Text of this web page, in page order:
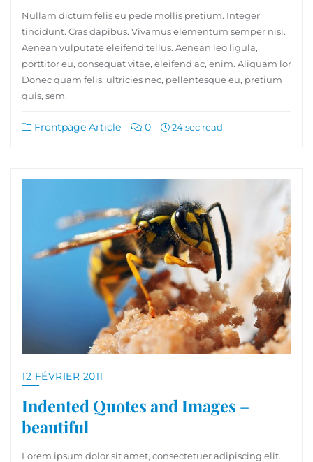
Nullam dictum felis eu pede mollis pretium. Integer
tincidunt. Cras dapibus. Vivamus elementum semper nisi.
Aenean vulputate eleifend tellus. Aenean leo ligula,
porttitor eu, consequat vitae, eleifend ac, enim. Aliquam lor
Donec quam felis, ultricies nec, pellentesque eu, pretium
quis, sem.
Frontpage Article 0 24 sec read
12 FÉVRIER 2011
Indented Quotes and Images –
beautiful
Lorem ipsum dolor sit amet, consectetuer adipiscing elit.